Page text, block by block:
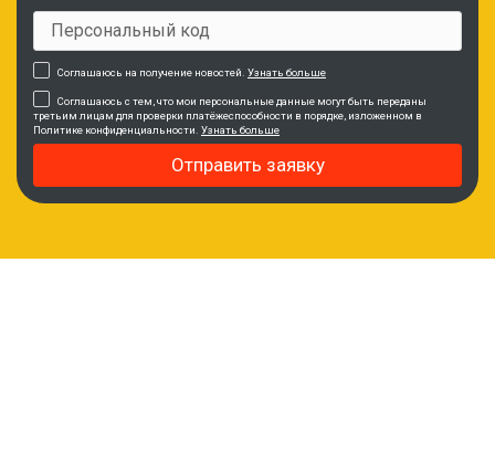
Соглашаюсь на получение новостей. Узнать больше
Соглашаюсь с тем, что мои персональные данные могут быть переданы
третьим лицам для проверки платёжеспособности в порядке, изложенном в
Политике конфиденциальности. Узнать больше
Отправить заявку